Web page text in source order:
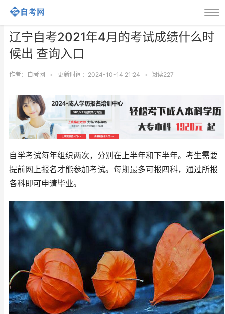
辽宁自考2021年4月的考试成绩什么时
候出 查询入口
作者：自考网 • 更新时间：2024-10-14 21:24 • 阅读227
自学考试每年组织两次，分别在上半年和下半年。考生需要
提前网上报名才能参加考试。每期最多可报四科，通过所报
各科即可申请毕业。